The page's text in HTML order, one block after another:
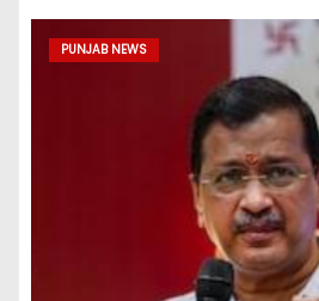
PUNJAB NEWS